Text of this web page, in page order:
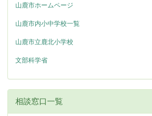
山鹿市ホームページ
山鹿市内小中学校一覧
山鹿市立鹿北小学校
文部科学省
相談窓口一覧